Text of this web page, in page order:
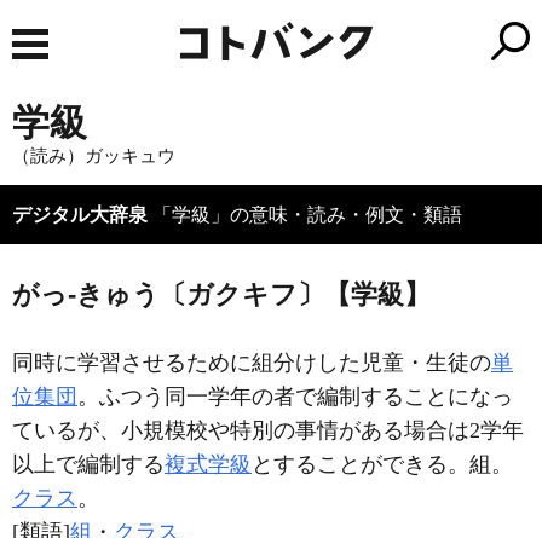
学級
（読み）ガッキュウ
デジタル大辞泉 「学級」の意味・読み・例文・類語
がっ‐きゅう〔ガクキフ〕【学級】
同時に学習させるために組分けした児童・生徒の単
位集団 。ふつう同一学年の者で編制することになっ
ているが、小規模校や特別の事情がある場合は2学年
以上で編制する複式学級 とすることができる。組。
クラス。
[類語]組 ・ クラス